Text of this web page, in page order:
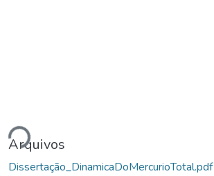
Carregando...
Arquivos
Dissertação_DinamicaDoMercurioTotal.pdf